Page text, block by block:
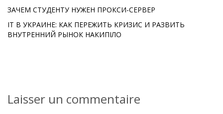
ЗАЧЕМ СТУДЕНТУ НУЖЕН ПРОКСИ-СЕРВЕР
IT В УКРАИНЕ: КАК ПЕРЕЖИТЬ КРИЗИС И РАЗВИТЬ
ВНУТРЕННИЙ РЫНОК НАКИПІЛО
Laisser un commentaire